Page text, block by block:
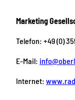
Marketing
Telefon: +49 (0)
E-Mail:
Internet: